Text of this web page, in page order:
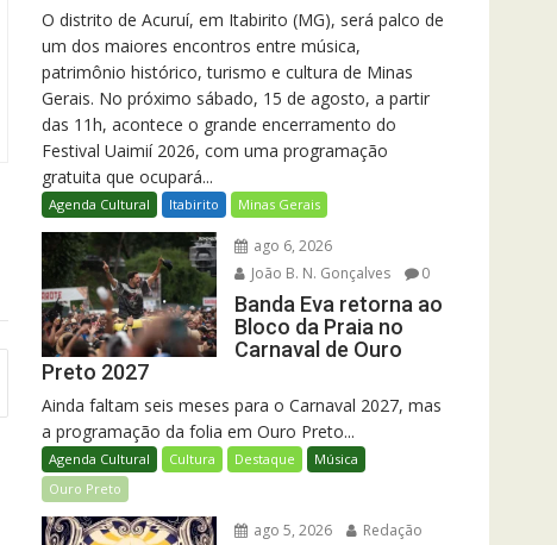
O distrito de Acuruí, em Itabirito (MG), será palco de
um dos maiores encontros entre música,
patrimônio histórico, turismo e cultura de Minas
Gerais. No próximo sábado, 15 de agosto, a partir
das 11h, acontece o grande encerramento do
Festival Uaimií 2026, com uma programação
gratuita que ocupará...
Agenda Cultural Itabirito Minas Gerais
ago 6, 2026
João B. N. Gonçalves
0
Banda Eva retorna ao
Bloco da Praia no
Carnaval de Ouro
Preto 2027
Ainda faltam seis meses para o Carnaval 2027, mas
a programação da folia em Ouro Preto...
Agenda Cultural Cultura Destaque
Música
Ouro Preto
ago 5, 2026
Redação